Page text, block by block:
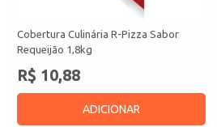
Cobertura Culinária R-Pizza Sabor
Requeijão 1,8kg
R$ 10,88
ADICIONAR